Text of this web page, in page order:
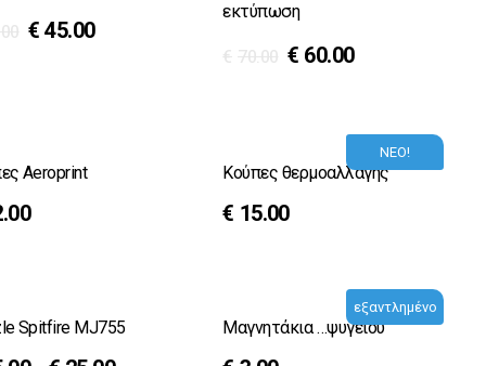
€45.00
εκτύπωση
€ 70.00 € 60.00
Aeroprint
ΝΕΟ!
Κούπες θερμοαλλαγής
€ 15.00
Spitfire MJ755
εξαντλημένο
Μαγνητάκια …ψυγείου